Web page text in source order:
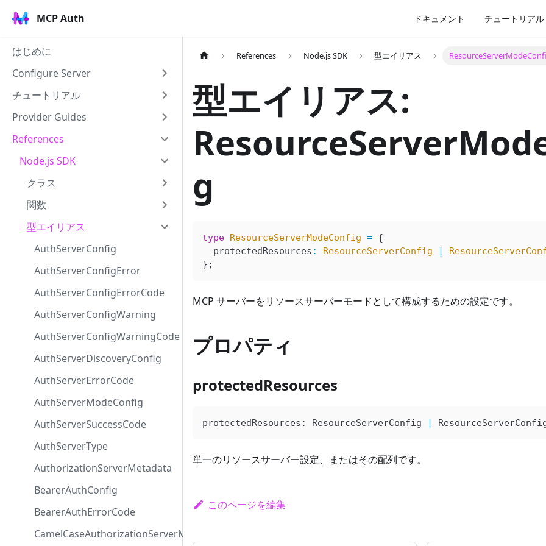
MCP Auth ドキュメント チュートリアル
はじめに
Configure Server
チュートリアル
Provider Guides
References
Node.js SDK
クラス
関数
型エイリアス
AuthServerConfig
AuthServerConfigError
AuthServerConfigErrorCode
AuthServerConfigWarning
AuthServerConfigWarningCode
AuthServerDiscoveryConfig
AuthServerErrorCode
AuthServerModeConfig
AuthServerSuccessCode
AuthServerType
AuthorizationServerMetadata
BearerAuthConfig
BearerAuthErrorCode
CamelCaseAuthorizationServerMetadata
References Node.js SDK 型エイリアス
型エイリアス:
g
type ResourceServerModeConfig = {
  protectedResources
: ResourceServerConfig |
};
MCP サーバーをリソースサーバーモードとして構成するための設定です。
プロパティ
protectedResources
protectedResources : ResourceServerConfig |
単一のリソースサーバー設定、またはその配列です。
このページを編集